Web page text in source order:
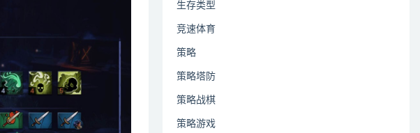
生存类型
竞速体育
策略
策略塔防
策略战棋
策略游戏